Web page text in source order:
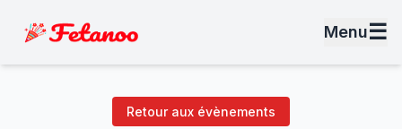
Menu☰
Retour aux évènements